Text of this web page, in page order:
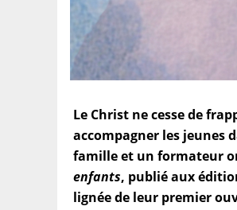
Le Christ ne cesse de
accompagner les jeunes
famille et un formateur
enfants, publié aux
lignée de leur premier